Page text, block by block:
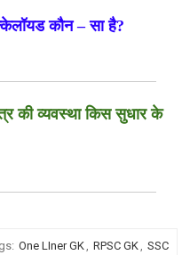
कौन – सा है?
की व्यवस्था किस सुधार के
One LIner GK, RPSC GK, SSC